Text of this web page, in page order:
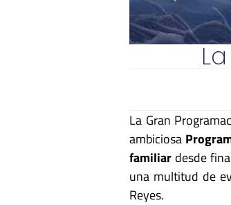
La Gran
ambiciosa
familiar desde
una multitud de
Reyes.